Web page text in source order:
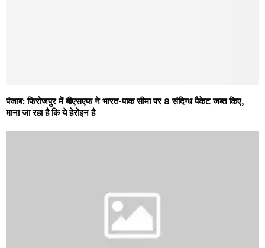
पंजाब: फिरोजपुर में बीएसएफ ने भारत-पाक सीमा पर 8 संदिग्ध पैकेट जब्त किए,
माना जा रहा है कि ये हेरोइन है